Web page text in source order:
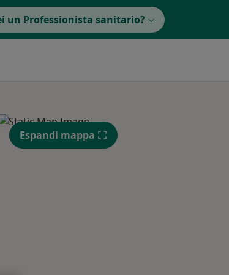
un Professionista sanitario?
Mar, Mer,
12 Ago
Espandi mappa